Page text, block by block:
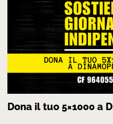
Dona il tuo 5×1000 a